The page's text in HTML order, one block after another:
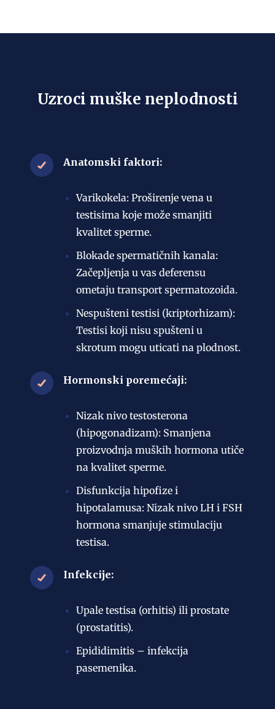
Uzroci muške neplodnosti
Anatomski faktori:
Varikokela: Proširenje vena u
testisima koje može smanjiti
kvalitet sperme.
Blokade spermatičnih kanala:
Začepljenja u vas deferensu
ometaju transport spermatozoida.
Nespušteni testisi (kriptorhizam):
Testisi koji nisu spušteni u
skrotum mogu uticati na plodnost.
Hormonski poremećaji:
Nizak nivo testosterona
(hipogonadizam): Smanjena
proizvodnja muških hormona utiče
na kvalitet sperme.
Disfunkcija hipofize i
hipotalamusa: Nizak nivo LH i FSH
hormona smanjuje stimulaciju
testisa.
Infekcije:
Upale testisa (orhitis) ili prostate
(prostatitis).
Epididimitis – infekcija
pasemenika.